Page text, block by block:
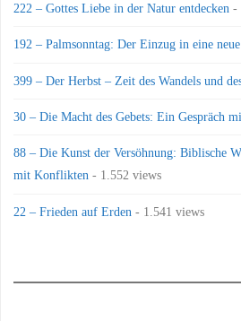
222 – Gottes Liebe in der Natur entdecken -
192 – Palmsonntag: Der Einzug in eine
399 – Der Herbst – Zeit des Wandels und
30 – Die Macht des Gebets: Ein Gespräch
88 – Die Kunst der Versöhnung: Biblische
mit Konflikten - 1.552 views
22 – Frieden auf Erden - 1.541 views